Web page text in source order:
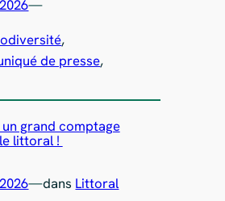
—
de presse
grand comptage
littoral !
—dans Littoral